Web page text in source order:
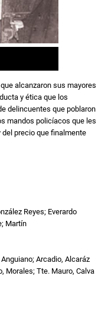
alcanzaron sus mayores
y ética que los
delincuentes que poblaron
mandos policíacos que les
precio que finalmente
Reyes; Everardo
Martín
Arcadio, Alcaráz
Morales; Tte. Mauro, Calva